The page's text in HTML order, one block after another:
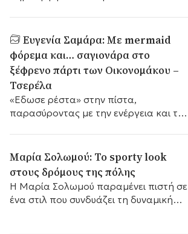
Ευγενία Σαμάρα: Με mermaid
φόρεμα και… σαγιονάρα στο
ξέφρενο πάρτι των Οικονομάκου –
Τσερέλα
«Εδωσε ρέστα» στην πίστα,
παρασύροντας με την ενέργεια και τον
Μαρία Σολωμού: To sporty look
στους δρόμους της πόλης
Η Μαρία Σολωμού παραμένει πιστή σε
ένα στιλ που συνδυάζει τη δυναμική